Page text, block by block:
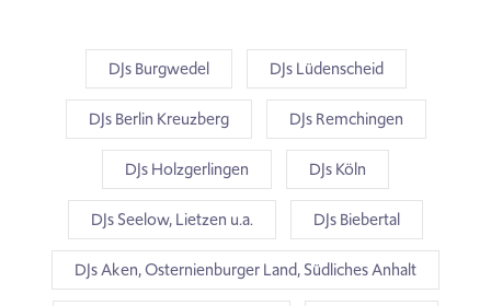
DJs Burgwedel DJs Lüdenscheid
DJs Berlin Kreuzberg DJs Remchingen
DJs Holzgerlingen DJs Köln
DJs Seelow, Lietzen u.a. DJs Biebertal
DJs Aken, Osternienburger Land, Südliches Anhalt